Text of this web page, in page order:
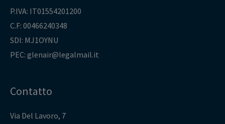
P.IVA: IT01554201200
C.F: 00466240348
SDI: MJ1OYNU
PEC: glenair@legalmail.it
Contatto
Via Del Lavoro, 7